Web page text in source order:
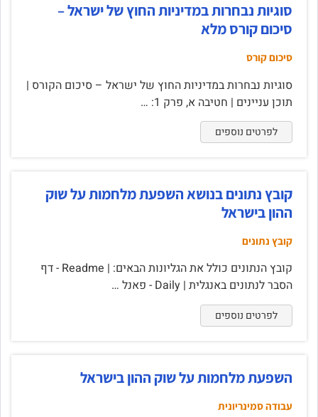
סוגיות נבחרות במדיניות החוץ של ישראל –
סיכום קורס מלא
סיכום קורס
סוגיות נבחרות במדיניות החוץ של ישראל – סיכום הקורס |
תוכן עניינים | חטיבה א, פרק 1: …
לפרטים נוספים
קובץ נתונים בנושא השפעת מלחמות על שוק
ההון בישראל
קובץ נתונים
קובץ הנתונים כולל את הגליונות הבאים: | Readme - דף
הסבר לנתונים באנגלית | Daily - פאנל …
לפרטים נוספים
השפעת מלחמות על שוק ההון בישראל
עבודה סמינריונית